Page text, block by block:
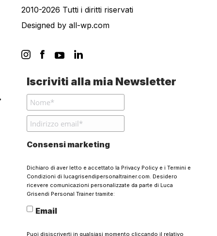
2010-2026 Tutti i diritti riservati
Designed by all-wp.com
Iscriviti alla mia Newsletter
Consensi marketing
Dichiaro di aver letto e accettato la Privacy Policye i Termini e
Condizioni di lucagrisendipersonaltrainer.com. Desidero
ricevere comunicazioni personalizzate da parte di Luca
Grisendi Personal Trainer tramite:
Email
Puoi disiscriverti in qualsiasi momento cliccando il relativo